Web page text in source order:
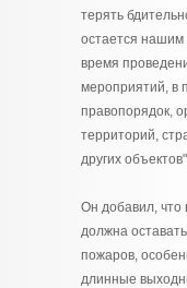
терять
остается
время
мероприятий, в
правопорядок,
территорий,
других
Он добавил, что
должна
пожаров,
длинные